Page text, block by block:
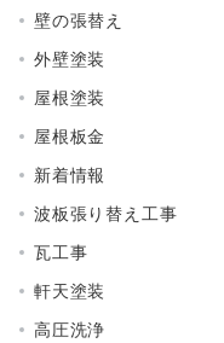
壁の張替え
外壁塗装
屋根塗装
屋根板金
新着情報
波板張り替え工事
瓦工事
軒天塗装
高圧洗浄